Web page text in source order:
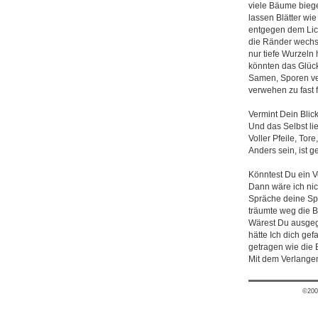
viele Bäume
lassen Blätter
entgegen dem
die Ränder
nur tiefe Wurzeln
könnten das
Samen, Sporen
verwehen zu fast
Vermint Dein
Und das Selbst
Voller Pfeile,
Anders sein, ist
Könntest Du ein
Dann wäre ich
Spräche deine
träumte weg die
Wärest Du
hätte Ich dich
getragen wie die
Mit dem